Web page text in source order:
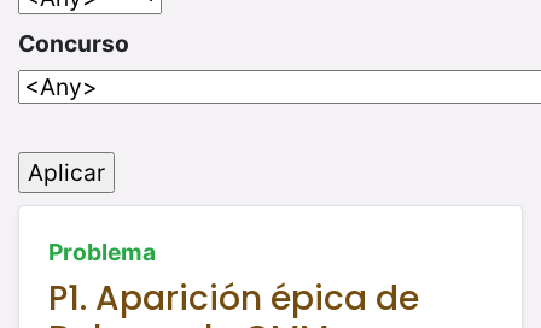
Concurso
Problema
P1. Aparición épica de